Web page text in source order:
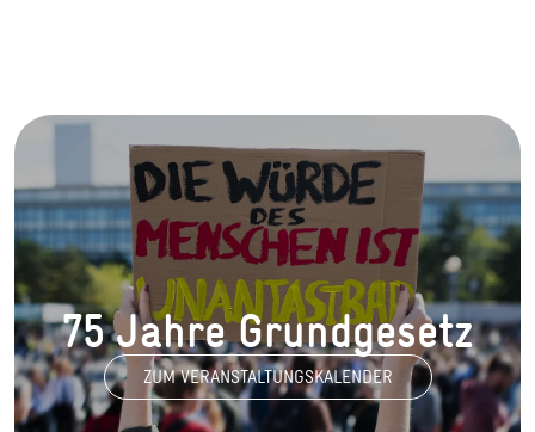
75 Jahre Grundgesetz
ZUM VERANSTALTUNGSKALENDER